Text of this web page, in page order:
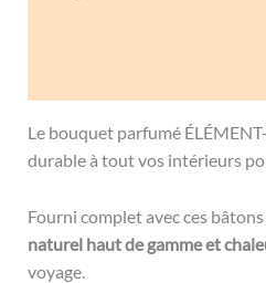
Le bouquet parfumé
durable à tout vos intérieurs
Fourni complet avec ces
naturel haut de gamme et
voyage.